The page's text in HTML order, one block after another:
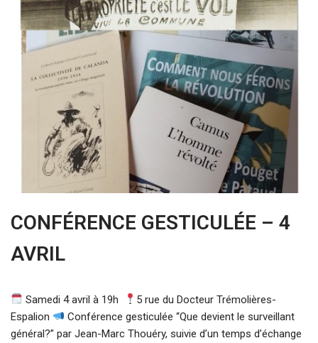
CONFÉRENCE GESTICULÉE – 4
AVRIL
Samedi 4 avril à 19h
5 rue du Docteur Trémolières-
Espalion
Conférence gesticulée “Que devient le surveillant
général?” par Jean-Marc Thouéry, suivie d’un temps d’échange